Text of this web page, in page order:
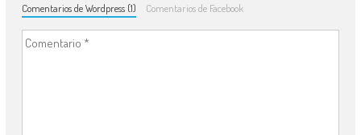
Comentarios de Wordpress (1) Comentarios de Facebook